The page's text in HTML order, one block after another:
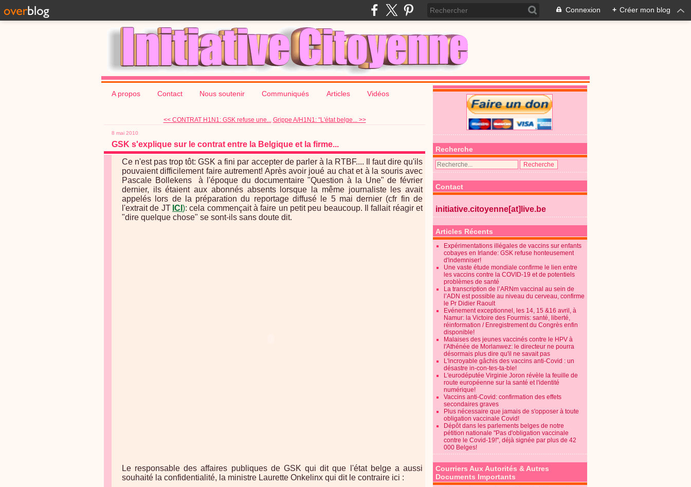
Connexion + Créer mon blog
A propos Contact Nous soutenir Communiqués Articles Vidéos
<< CONTRAT H1N1: GSK refuse une... Grippe A/H1N1: "L'état belge... >>
8 mai 2010
GSK s'explique sur le contrat entre la Belgique et la firme...
Ce n'est pas trop tôt: GSK a fini par accepter de parler à la RTBF.... Il faut dire qu'ils
pouvaient difficilement faire autrement! Après avoir joué au chat et à la souris avec
Pascale Bollekens à l'époque du documentaire "Question à la Une" de février
dernier, ils étaient aux abonnés absents lorsque la même journaliste les avait
appelés lors de la préparation du reportage diffusé le 5 mai dernier (cfr fin de
l'extrait de JT ICI): cela commençait à faire un petit peu beaucoup. Il fallait réagir et
"dire quelque chose" se sont-ils sans doute dit.
Le responsable des affaires publiques de GSK qui dit que l'état belge a aussi
souhaité la confidentialité, la ministre Laurette Onkelinx qui dit le contraire ici :
Recherche
Contact
initiative.citoyenne[at]live.be
Articles Récents
Expérimentations illégales de vaccins sur enfants
cobayes en Irlande: GSK refuse honteusement
d'indemniser!
Une vaste étude mondiale confirme le lien entre
les vaccins contre la COVID-19 et de potentiels
problèmes de santé
La transcription de l’ARNm vaccinal au sein de
l’ADN est possible au niveau du cerveau, confirme
le Pr Didier Raoult
Evénement exceptionnel, les 14, 15 &16 avril, à
Namur: la Victoire des Fourmis: santé, liberté,
réinformation / Enregistrement du Congrès enfin
disponible!
Malaises des jeunes vaccinés contre le HPV à
l'Athénée de Morlanwez: le directeur ne pourra
désormais plus dire qu'il ne savait pas
L'incroyable gâchis des vaccins anti-Covid : un
désastre in-con-tes-ta-ble!
L'eurodéputée Virginie Joron révèle la feuille de
route européenne sur la santé et l'identité
numérique!
Vaccins anti-Covid: confirmation des effets
secondaires graves
Plus nécessaire que jamais de s'opposer à toute
obligation vaccinale Covid!
Dépôt dans les parlements belges de notre
pétition nationale "Pas d'obligation vaccinale
contre le Covid-19!", déjà signée par plus de 42
000 Belges!
Courriers Aux Autorités & Autres
Documents Importants